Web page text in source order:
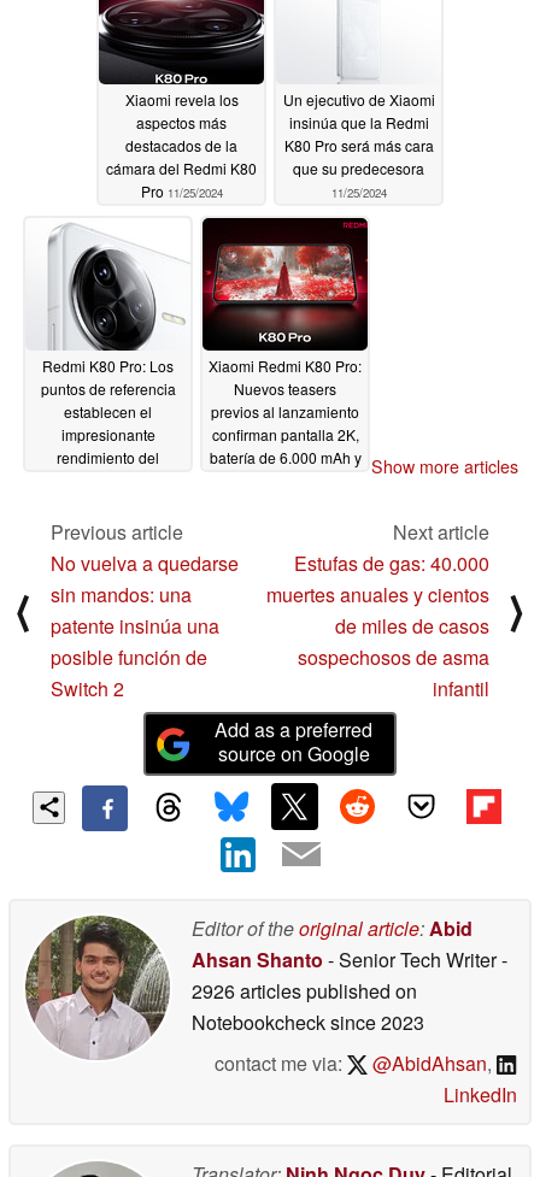
Xiaomi revela los
aspectos más
destacados de la
cámara del Redmi K80
Pro 11/25/2024
Un ejecutivo de Xiaomi
insinúa que la Redmi
K80 Pro será más cara
que su predecesora
11/25/2024
Redmi K80 Pro: Los
puntos de referencia
establecen el
impresionante
rendimiento del
11/24/2024
Xiaomi Redmi K80 Pro:
Nuevos teasers
previos al lanzamiento
confirman pantalla 2K,
batería de 6.000 mAh y Show more articles
⟨
Previous article
No vuelva a quedarse
sin mandos: una
patente insinúa una
posible función de
Switch 2
Next article
Estufas de gas: 40.000
muertes anuales y cientos
de miles de casos
sospechosos de asma
infantil
⟩
Add as a preferred
source on Google
Editor of theoriginal article:Abid
Ahsan Shanto - Senior Tech Writer-
2926 articles published on
Notebookchecksince 2023
contact me via:
@AbidAhsan,
LinkedIn